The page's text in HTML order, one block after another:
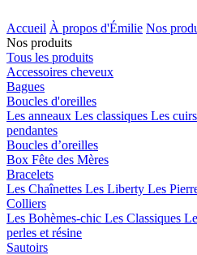
Accueil À propos d'Émilie Nos
Nos produits
Tous les produits
Accessoires cheveux
Bagues
Boucles d'oreilles
Les anneaux Les classiques Les cuirs
pendantes
Boucles d’oreilles
Box Fête des Mères
Bracelets
Les Chaînettes Les Liberty Les
Colliers
Les Bohèmes-chic Les Classiques
perles et résine
Sautoirs